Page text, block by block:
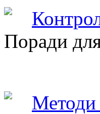
Поради
Методи